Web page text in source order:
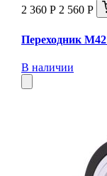
2 360 Р 2 560 Р
Переходник
В наличии